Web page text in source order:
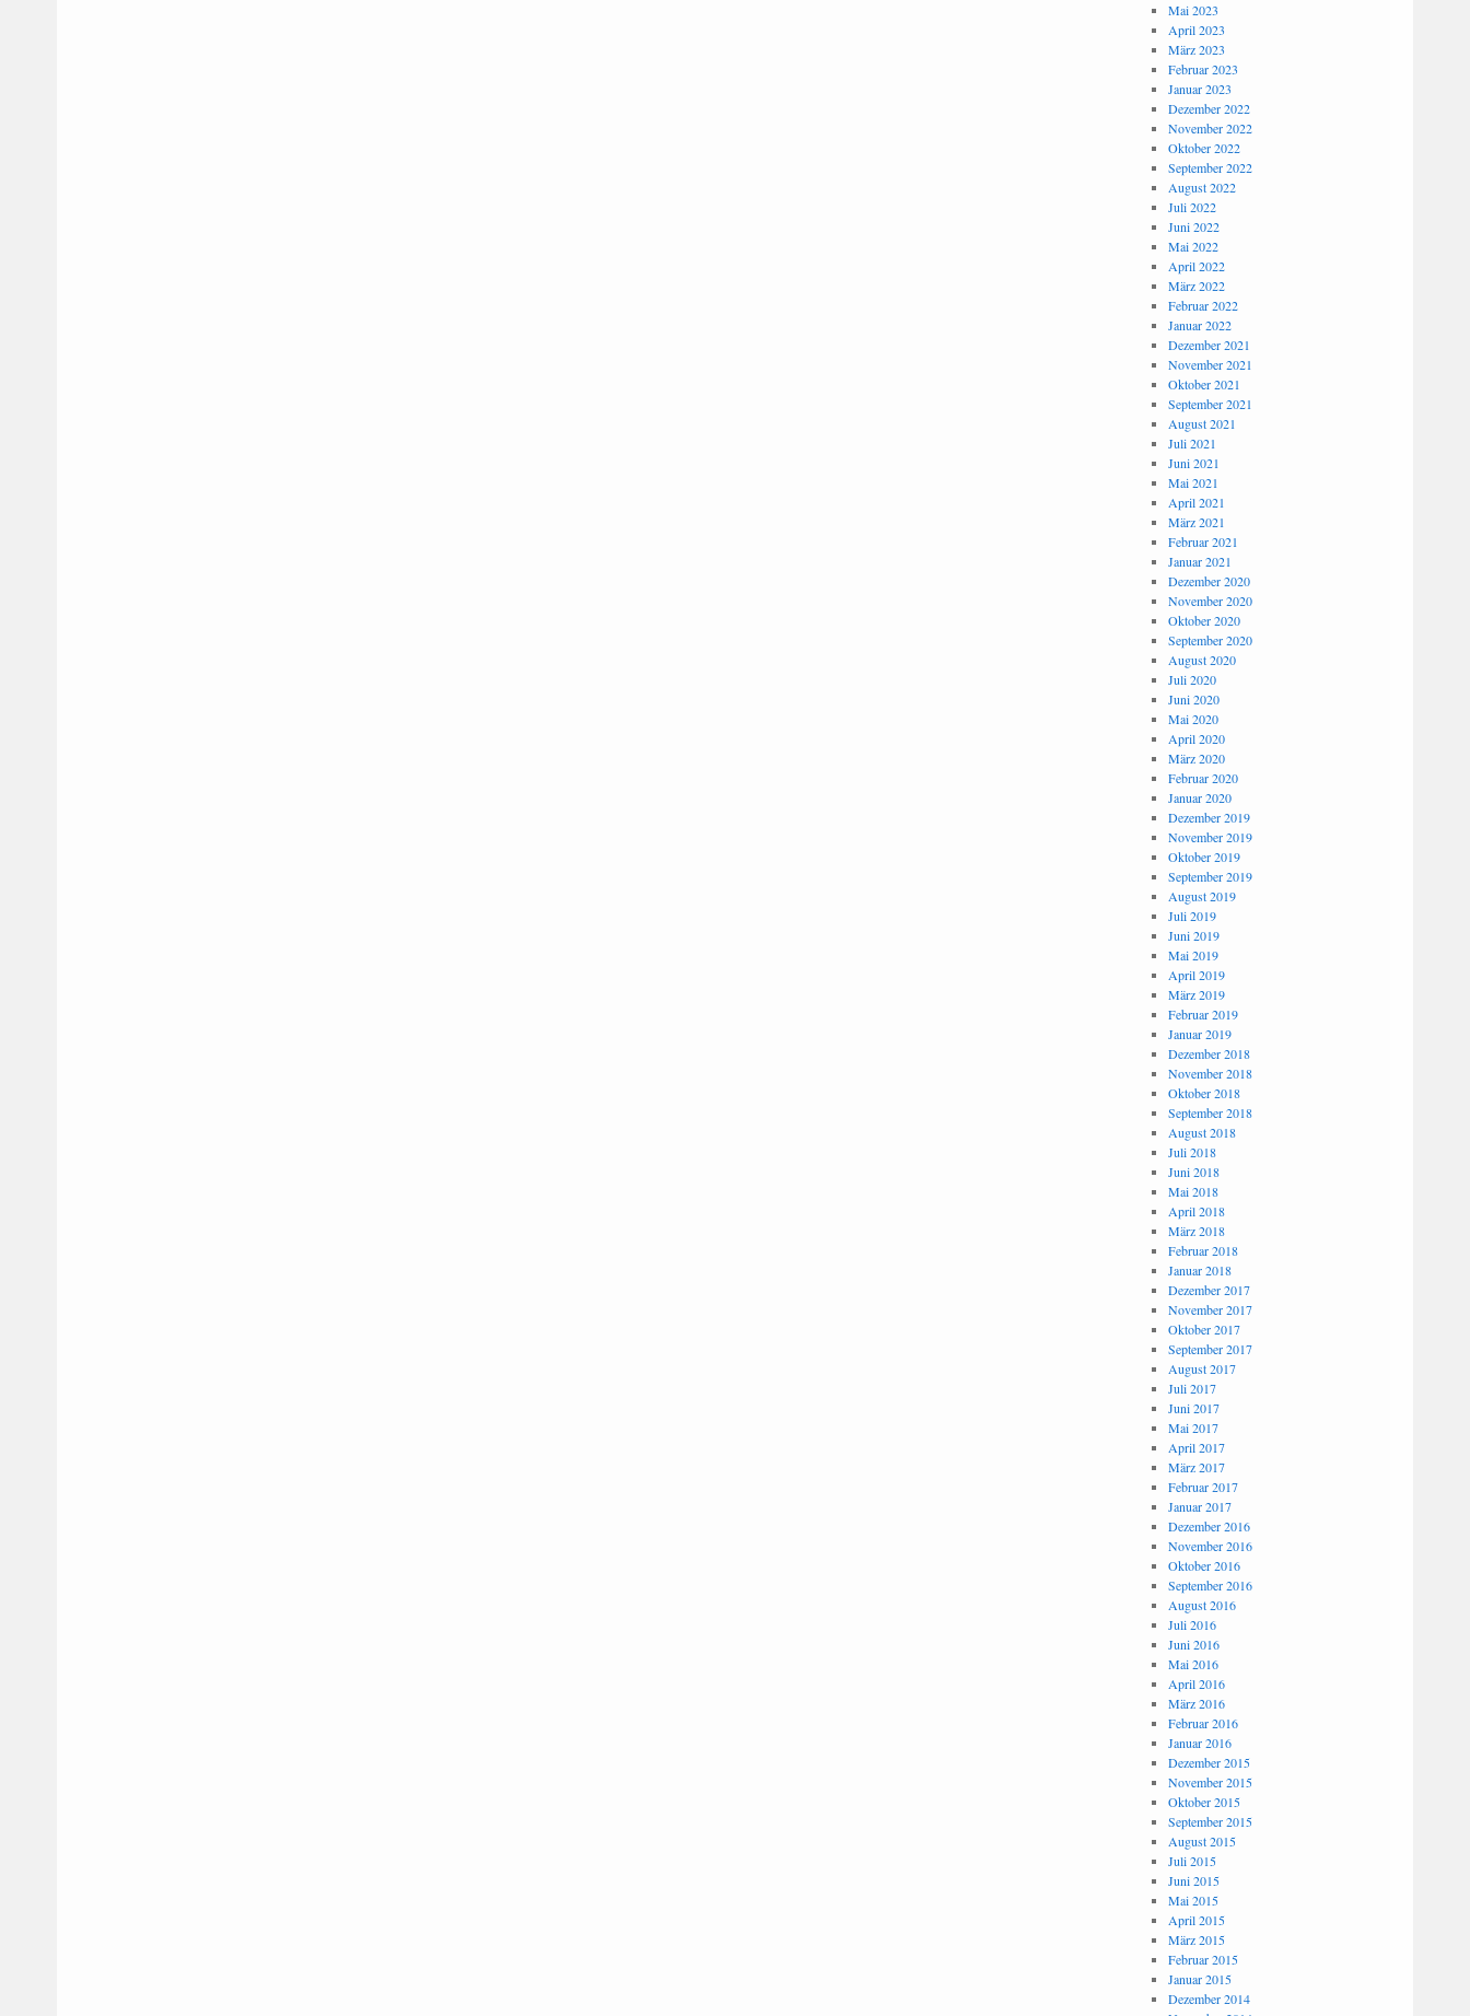
Mai 2023
April 2023
März 2023
Februar 2023
Januar 2023
Dezember 2022
November 2022
Oktober 2022
September 2022
August 2022
Juli 2022
Juni 2022
Mai 2022
April 2022
März 2022
Februar 2022
Januar 2022
Dezember 2021
November 2021
Oktober 2021
September 2021
August 2021
Juli 2021
Juni 2021
Mai 2021
April 2021
März 2021
Februar 2021
Januar 2021
Dezember 2020
November 2020
Oktober 2020
September 2020
August 2020
Juli 2020
Juni 2020
Mai 2020
April 2020
März 2020
Februar 2020
Januar 2020
Dezember 2019
November 2019
Oktober 2019
September 2019
August 2019
Juli 2019
Juni 2019
Mai 2019
April 2019
März 2019
Februar 2019
Januar 2019
Dezember 2018
November 2018
Oktober 2018
September 2018
August 2018
Juli 2018
Juni 2018
Mai 2018
April 2018
März 2018
Februar 2018
Januar 2018
Dezember 2017
November 2017
Oktober 2017
September 2017
August 2017
Juli 2017
Juni 2017
Mai 2017
April 2017
März 2017
Februar 2017
Januar 2017
Dezember 2016
November 2016
Oktober 2016
September 2016
August 2016
Juli 2016
Juni 2016
Mai 2016
April 2016
März 2016
Februar 2016
Januar 2016
Dezember 2015
November 2015
Oktober 2015
September 2015
August 2015
Juli 2015
Juni 2015
Mai 2015
April 2015
März 2015
Februar 2015
Januar 2015
Dezember 2014